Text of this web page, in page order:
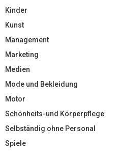
Kinder
Kunst
Management
Marketing
Medien
Mode und Bekleidung
Motor
Schönheits-und Körperpflege
Selbständig ohne Personal
Spiele